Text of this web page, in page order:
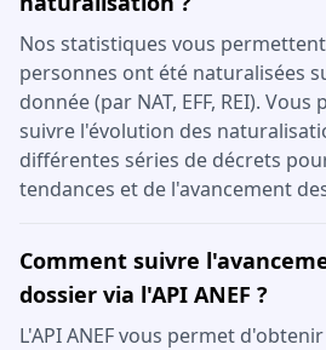
Nos statistiques vous
personnes ont été naturalisées
donnée (par NAT, EFF, REI).
suivre l'évolution des
différentes séries de décrets
tendances et de l'avancement
Comment suivre
dossier via l'API ANEF ?
L'API ANEF vous permet